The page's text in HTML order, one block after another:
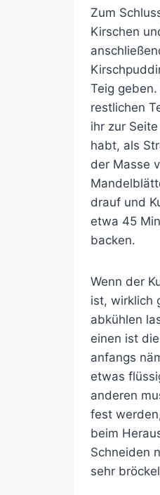
Zum
Kirschen
Teig geben.
restlichen
ihr zur
habt, als
der Masse
drauf und
etwa 45
backen.
Wenn der
ist, wirklich
abkühlen
einen ist
anfangs
etwas
anderen
fest
beim
Schneiden
sehr